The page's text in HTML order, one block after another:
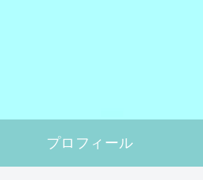
プロフィール